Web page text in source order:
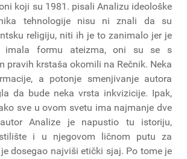
koji su 1981. pisali Analizu ideološke
tehnologije nisu ni znali da su
religiju, niti ih je to zanimalo jer je
imala formu ateizma, oni su se s
pravih krstaša okomili na Rečnik. Neka
a potonje smenjivanje autora
da bude neka vrsta inkvizicije. Ipak,
sve u ovom svetu ima najmanje dve
Analize je napustio tu istoriju,
i u njegovom ličnom putu za
dosegao najviši etički sjaj. Po tome je